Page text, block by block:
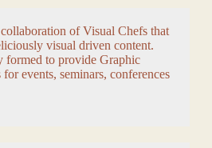
of Visual Chefs that
visual driven content.
formed to provide Graphic
events, seminars, conferences